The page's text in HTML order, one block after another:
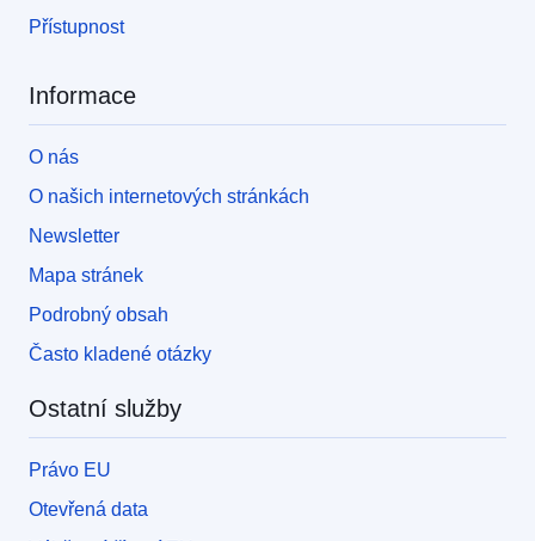
Přístupnost
Informace
O nás
O našich internetových stránkách
Newsletter
Mapa stránek
Podrobný obsah
Často kladené otázky
Ostatní služby
Právo EU
Otevřená data